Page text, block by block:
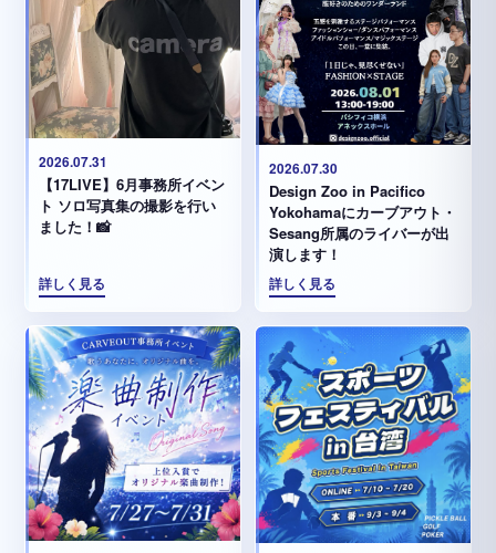
2026.07.31
【17LIVE】6月事務所イベン
ト ソロ写真集の撮影を行い
ました！📸
詳しく見る
2026.07.30
Design Zoo in Pacifico
Yokohamaにカーブアウト・
Sesang所属のライバーが出
演します！
詳しく見る